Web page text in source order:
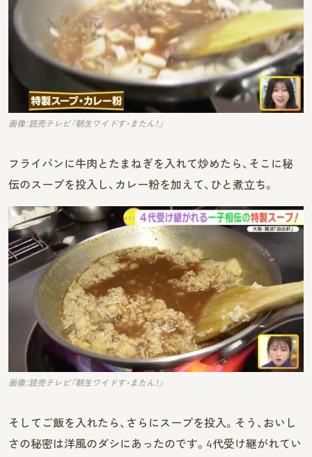
画像：読売テレビ『朝生ワイドす・またん！』
フライパンに牛肉とたまねぎを入れて炒めたら、そこに秘
伝のスープを投入し、カレー粉を加えて、ひと煮立ち。
画像：読売テレビ『朝生ワイドす・またん！』
そしてご飯を入れたら、さらにスープを投入。そう、おいし
さの秘密は洋風のダシにあったのです。4代受け継がれてい